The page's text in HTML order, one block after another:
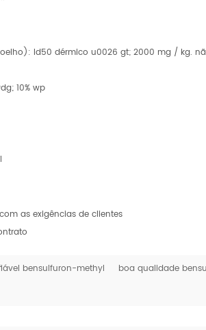
ld50 dérmico u0026 gt; 2000 mg / kg.
10% wp
as exigências de clientes
bensulfuron-methyl
boa qualidade